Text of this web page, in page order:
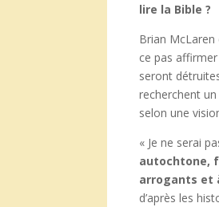
lire la Bible ?
Brian McLaren
ce pas
seront
recherchent
selon une
« Je ne serai
autochtone,
arrogants et
d’après les